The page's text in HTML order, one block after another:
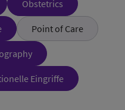
Obstetrics
Point of Care
Eingriffe